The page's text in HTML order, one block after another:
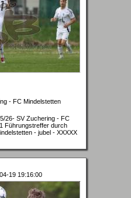
- FC Mindelstetten
26- SV Zuchering - FC
Führungstreffer durch
- jubel - XXXXX
19 19:16:00